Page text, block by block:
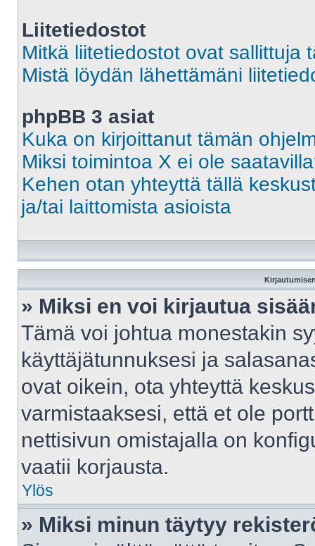
Liitetiedostot
Mitkä liitetiedostot ovat sallittuja
Mistä löydän lähettämäni
phpBB 3 asiat
Kuka on kirjoittanut tämän
Miksi toimintoa X ei ole
Kehen otan yhteyttä tällä
ja/tai laittomista asioista
» Miksi en voi kirjautua
Tämä voi johtua monestakin
käyttäjätunnuksesi ja
ovat oikein, ota yhteyttä
varmistaaksesi, että et ole
nettisivun omistajalla on
vaatii korjausta.
Ylös
» Miksi minun täytyy